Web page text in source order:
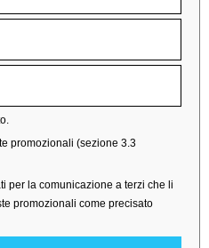
promozionali (sezione 3.3
per la comunicazione a terzi che li
promozionali come precisato